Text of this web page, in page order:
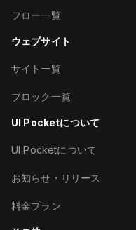
フロー一覧
ウェブサイト
サイト一覧
ブロック一覧
UI Pocketについて
UI Pocketについて
お知らせ・リリース
料金プラン